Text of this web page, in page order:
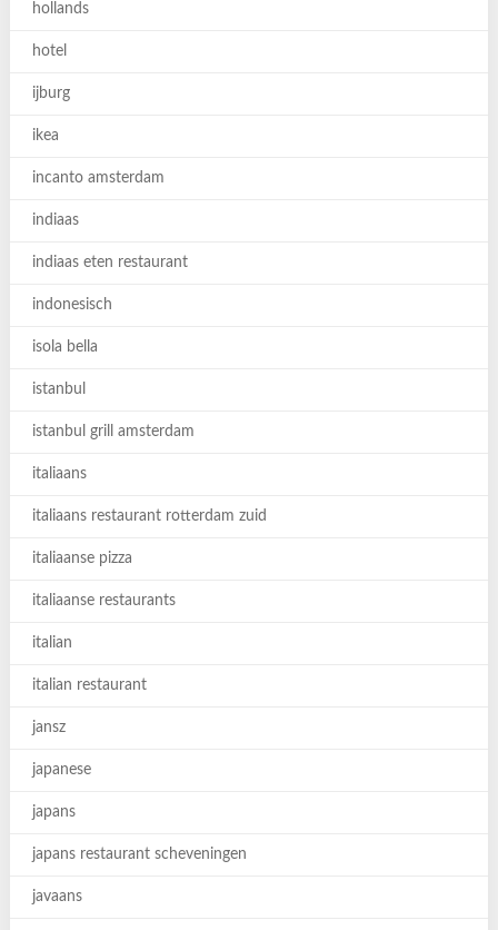
hollands
hotel
ijburg
ikea
incanto amsterdam
indiaas
indiaas eten restaurant
indonesisch
isola bella
istanbul
istanbul grill amsterdam
italiaans
italiaans restaurant rotterdam zuid
italiaanse pizza
italiaanse restaurants
italian
italian restaurant
jansz
japanese
japans
japans restaurant scheveningen
javaans